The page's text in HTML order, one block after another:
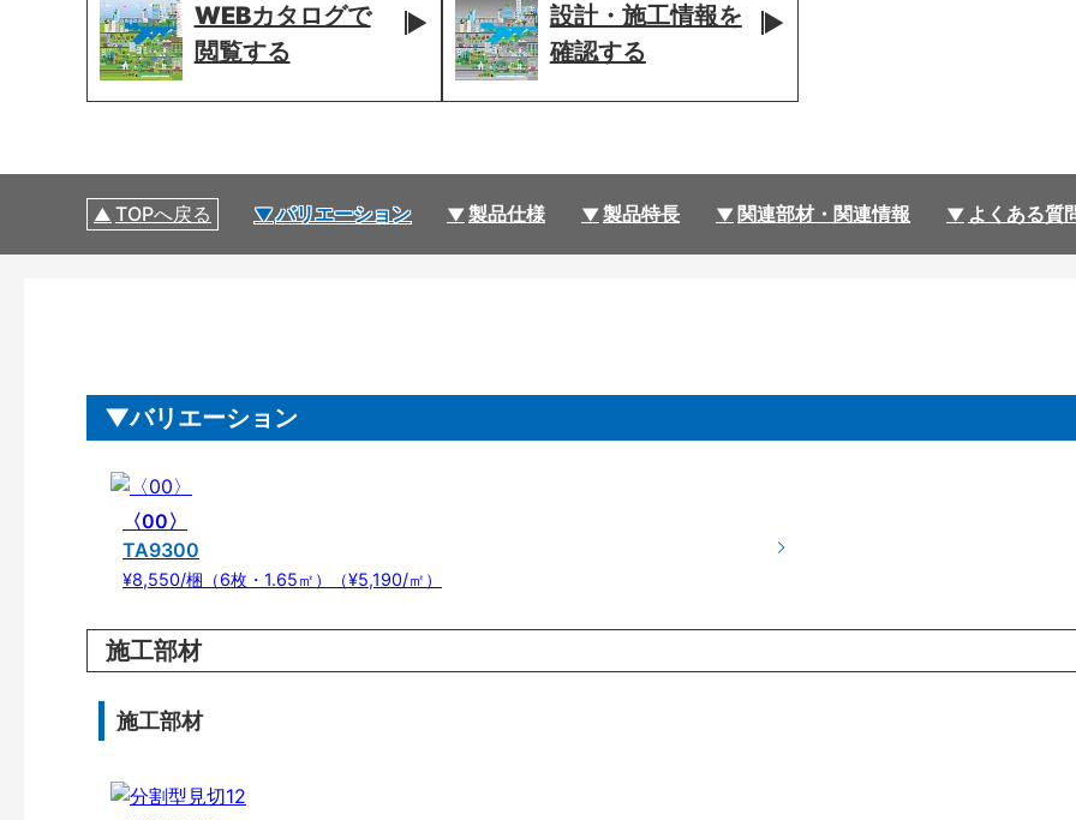
WEBカタログで
閲覧する
設計・施工情報を
確認する
TOPへ戻る バリエーション 製品仕様 製品特長 関連部材・関連情報 よくある質
バリエーション
〈00〉
TA9300
¥8,550/梱（6枚・1.65㎡）（¥5,190/㎡）
施工部材
施工部材